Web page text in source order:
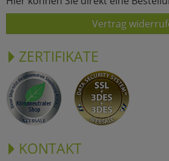
Vertrag
ZERTIFIKATE
KONTAKT